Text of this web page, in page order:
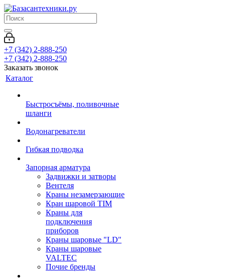
+7 (342) 2-888-250
+7 (342) 2-888-250
Заказать звонок
Каталог
Быстросъёмы, поливочные
шланги
Водонагреватели
Гибкая подводка
Запорная арматура
Задвижки и затворы
Вентеля
Краны незамерзающие
Кран шаровой TIM
Краны для
подключения
приборов
Краны шаровые "LD"
Краны шаровые
VALTEC
Почие бренды